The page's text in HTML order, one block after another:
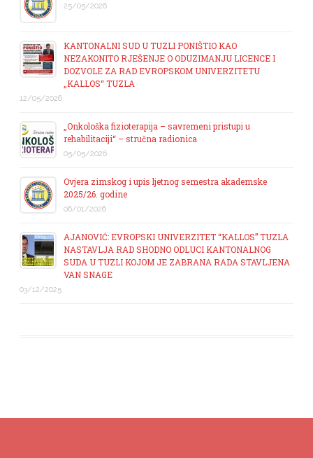
25/05/2026
KANTONALNI SUD U TUZLI PONIŠTIO KAO
NEZAKONITO RJEŠENJE O ODUZIMANJU LICENCE I
DOZVOLE ZA RAD EVROPSKOM UNIVERZITETU
„KALLOS“ TUZLA
12/05/2026
„Onkološka fizioterapija – savremeni pristupi u
rehabilitaciji“ – stručna radionica
05/05/2026
Ovjera zimskog i upis ljetnog semestra akademske
2025/26. godine
06/01/2026
AJANOVIĆ: EVROPSKI UNIVERZITET “KALLOS” TUZLA
NASTAVLJA RAD SHODNO ODLUCI KANTONALNOG
SUDA U TUZLI KOJOM JE ZABRANA RADA STAVLJENA
VAN SNAGE
03/12/2025